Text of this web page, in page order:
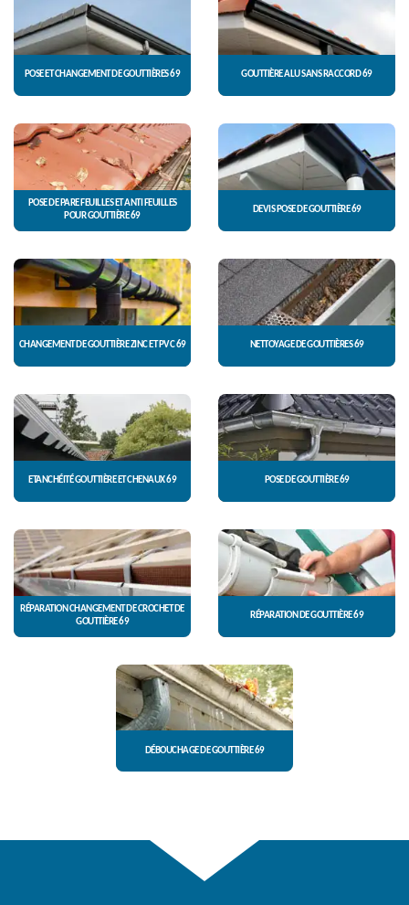
POSE ET CHANGEMENT DE GOUTTIÈRES 69 GOUTTIÈRE ALU SANS RACCORD 69
POSE DE PARE FEUILLES ET ANTI FEUILLES
POUR GOUTTIÈRE 69
DEVIS POSE DE GOUTTIÈRE 69
CHANGEMENT DE GOUTTIÈRE ZINC ET PVC 69 NETTOYAGE DE GOUTTIÈRES 69
ETANCHÉITÉ GOUTTIÈRE ET CHENAUX 69 POSE DE GOUTTIÈRE 69
RÉPARATION CHANGEMENT DE CROCHET DE
GOUTTIÈRE 69
RÉPARATION DE GOUTTIÈRE 69
DÉBOUCHAGE DE GOUTTIÈRE 69